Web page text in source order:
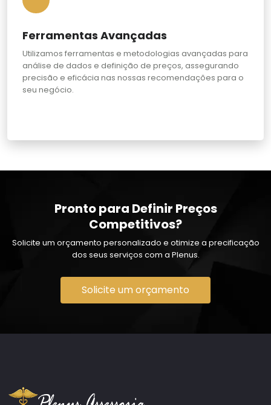
Ferramentas Avançadas
Utilizamos ferramentas e metodologias avançadas para
análise de dados e definição de preços, assegurando
precisão e eficácia nas nossas recomendações para o
seu negócio.
Pronto para Definir Preços
Competitivos?
Solicite um orçamento personalizado e otimize a precificação
dos seus serviços com a Plenus.
Solicite um orçamento